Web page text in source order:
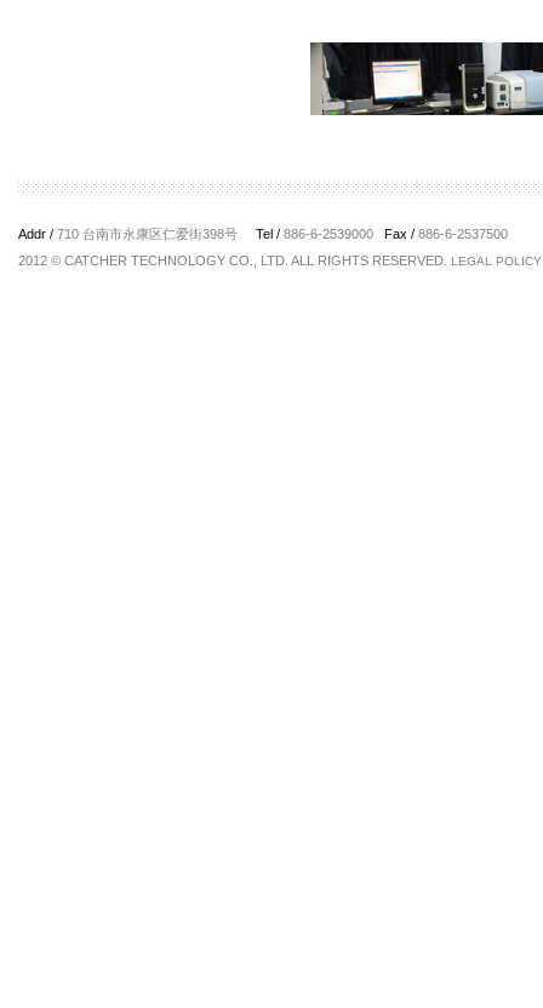
Addr / 710 台南市永康区仁爱街398号 Tel / 886-6-2539000 Fax / 886-6-2537500
2012 © CATCHER TECHNOLOGY CO., LTD. ALL RIGHTS RESERVED.
LEGAL POLICY